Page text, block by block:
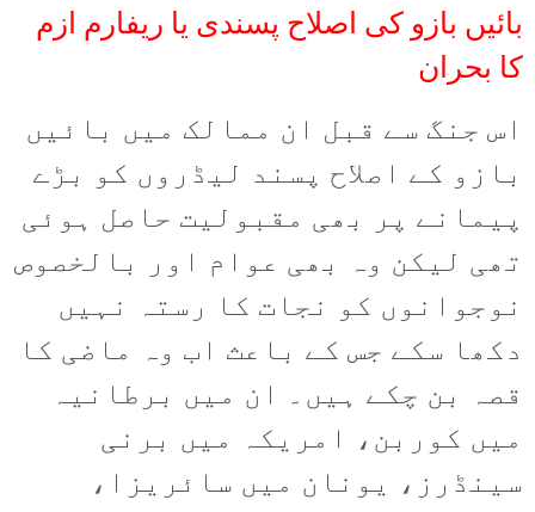
بائیں بازو کی اصلاح پسندی یا ریفارم ازم
کا بحران
اس جنگ سے قبل ان ممالک میں بائیں
بازو کے اصلاح پسند لیڈروں کو بڑے
پیمانے پر بھی مقبولیت حاصل ہوئی
تھی لیکن وہ بھی عوام اور بالخصوص
نوجوانوں کو نجات کا رستہ نہیں
دکھا سکے جس کے باعث اب وہ ماضی کا
قصہ بن چکے ہیں۔ ان میں برطانیہ
میں کوربن، امریکہ میں برنی
سینڈرز، یونان میں سائریزا،